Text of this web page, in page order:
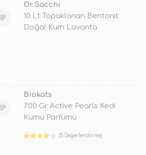
Dr.Sacchi
10 Lt Topaklanan Bentonit
Doğal Kum Lavanta
Biokats
700 Gr Active Pearls Kedi
Kumu Parfümü
(5 Değerlendirme)